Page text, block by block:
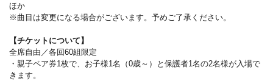
ほか
※曲目は変更になる場合がございます。予めご了承ください。
【チケットについて】
全席自由／各回60組限定
・親子ペア券1枚で、お子様1名（0歳～）と保護者1名の2名様が入場で
きます。